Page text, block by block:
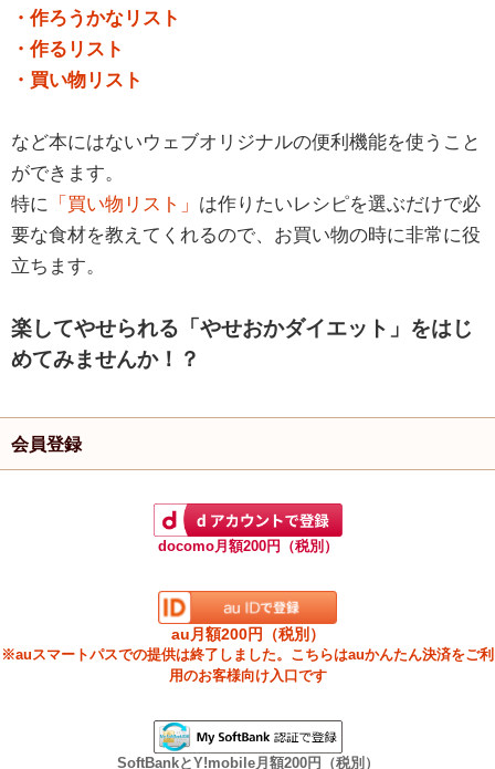
・作ろうかなリスト
・作るリスト
・買い物リスト
など本にはないウェブオリジナルの便利機能を使うこと
ができます。
特に 「買い物リスト」 は作りたいレシピを選ぶだけで必
要な食材を教えてくれるので、お買い物の時に非常に役
立ちます。
楽してやせられる「やせおかダイエット」をはじ
めてみませんか！？
会員登録
docomo月額200円（税別）
au月額200円（税別）
※auスマートパスでの提供は終了しました。こちらはauかんたん決済をご利
用のお客様向け入口です
SoftBankとY!mobile月額200円（税別）